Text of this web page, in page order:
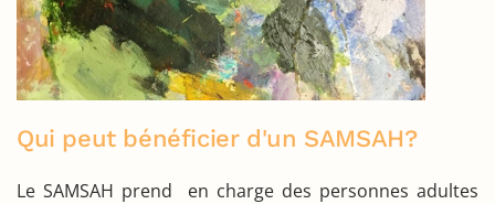
Qui peut bénéficier d'un SAMSAH?
Le SAMSAH prend en charge des personnes adultes